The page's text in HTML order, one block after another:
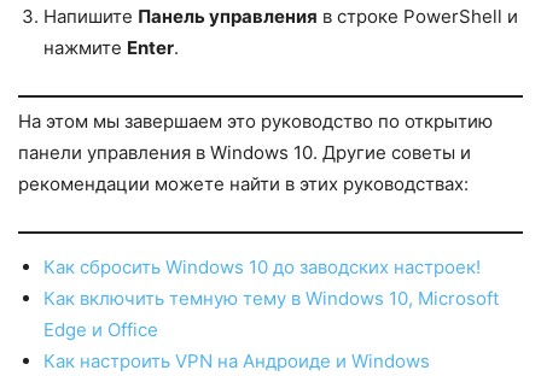
Напишите Панель управления в строке PowerShell и
нажмите Enter.
На этом мы завершаем это руководство по открытию
панели управления в Windows 10. Другие советы и
рекомендации можете найти в этих руководствах:
Как сбросить Windows 10 до заводских настроек!
Как включить темную тему в Windows 10, Microsoft
Edge и Office
Как настроить VPN на Андроиде и Windows